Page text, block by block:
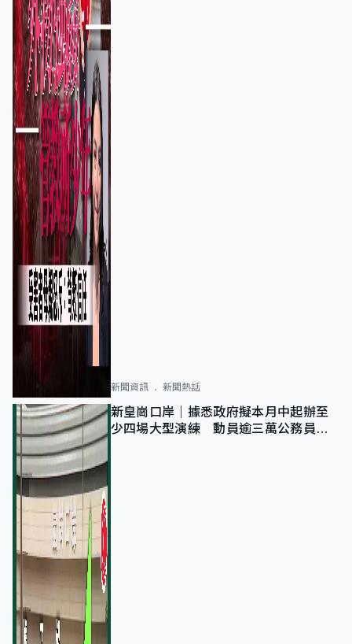
新聞資訊 新聞熱話
新皇崗口岸｜據悉政府擬本月中起辦至
少四場大型演練 動員逾三萬公務員人